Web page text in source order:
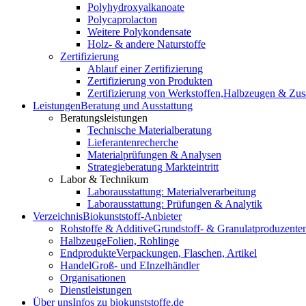
Polyhydroxyalkanoate
Polycaprolacton
Weitere Polykondensate
Holz- & andere Naturstoffe
Zertifizierung
Ablauf einer Zertifizierung
Zertifizierung von Produkten
Zertifizierung von Werkstoffen,Halbzeugen &
LeistungenBeratung und Ausstattung
Beratungsleistungen
Technische Materialberatung
Lieferantenrecherche
Materialprüfungen & Analysen
Strategieberatung Markteintritt
Labor & Technikum
Laborausstattung: Materialverarbeitung
Laborausstattung: Prüfungen & Analytik
VerzeichnisBiokunststoff-Anbieter
Rohstoffe & AdditiveGrundstoff- &
HalbzeugeFolien, Rohlinge
EndprodukteVerpackungen, Flaschen, Artikel
HandelGroß- und EInzelhändler
Organisationen
Dienstleistungen
Über unsInfos zu biokunststoffe.de